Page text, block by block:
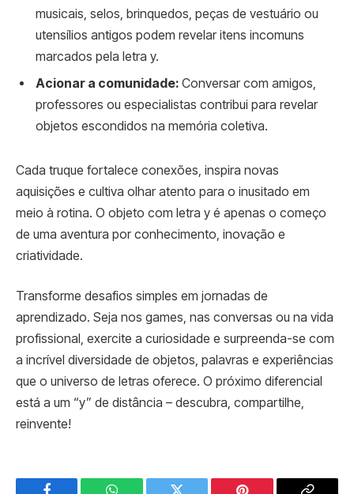
musicais, selos, brinquedos, peças de vestuário ou
utensílios antigos podem revelar itens incomuns
marcados pela letra y.
Acionar a comunidade: Conversar com amigos,
professores ou especialistas contribui para revelar
objetos escondidos na memória coletiva.
Cada truque fortalece conexões, inspira novas
aquisições e cultiva olhar atento para o inusitado em
meio à rotina. O objeto com letra y é apenas o começo
de uma aventura por conhecimento, inovação e
criatividade.
Transforme desafios simples em jornadas de
aprendizado. Seja nos games, nas conversas ou na vida
profissional, exercite a curiosidade e surpreenda-se com
a incrível diversidade de objetos, palavras e experiências
que o universo de letras oferece. O próximo diferencial
está a um “y” de distância – descubra, compartilhe,
reinvente!